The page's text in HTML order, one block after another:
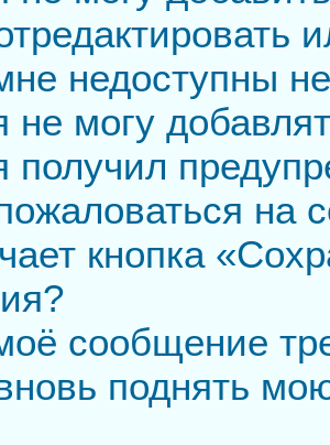
недоступны
не могу
получил
на
кнопка
сообщение
поднять